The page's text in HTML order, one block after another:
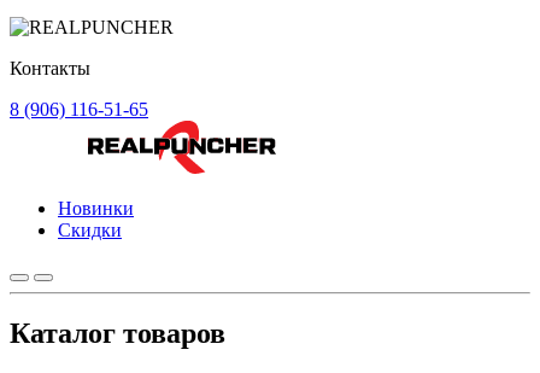
Контакты
8 (906) 116-51-65
Новинки
Скидки
Каталог товаров